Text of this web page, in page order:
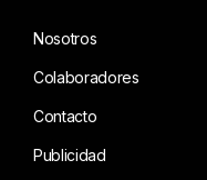
Nosotros
Colaboradores
Contacto
Publicidad